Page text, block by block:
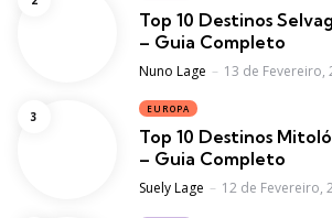
Top 10 Destinos
– Guia Completo
Posted
Nuno Lage 13 de Fevereiro,
EUROPA
Top 10 Destinos
– Guia Completo
Posted
Suely Lage 12 de Fevereiro,